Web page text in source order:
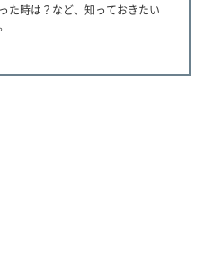
た時は？など、知っておきたい